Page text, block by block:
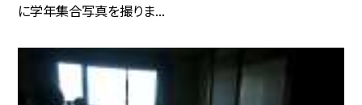
に学年集合写真を撮りま...